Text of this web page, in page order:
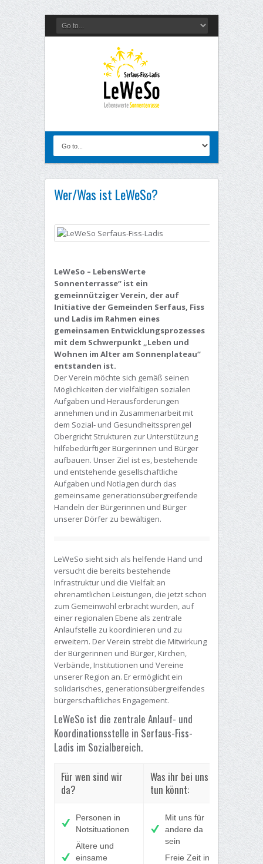
Wer/Was ist LeWeSo?
LeWeSo – LebensWerte
Sonnenterrasse“ ist ein
gemeinnütziger Verein, der auf
Initiative der Gemeinden Serfaus, Fiss
und Ladis im Rahmen eines
gemeinsamen Entwicklungsprozesses
mit dem Schwerpunkt „Leben und
Wohnen im Alter am Sonnenplateau“
entstanden ist.
Der Verein möchte sich gemäß seinen
Möglichkeiten der vielfältigen sozialen
Aufgaben und Herausforderungen
annehmen und in Zusammenarbeit mit
dem Sozial- und Gesundheitssprengel
Obergricht Strukturen zur Unterstützung
hilfebedürftiger Bürgerinnen und Bürger
aufbauen. Unser Ziel ist es, bestehende
und entstehende gesellschaftliche
Aufgaben und Notlagen durch das
gemeinsame generationsübergreifende
Handeln der Bürgerinnen und Bürger
unserer Dörfer zu bewältigen.
LeWeSo sieht sich als helfende Hand und
versucht die bereits bestehende
Infrastruktur und die Vielfalt an
ehrenamtlichen Leistungen, die jetzt schon
zum Gemeinwohl erbracht wurden, auf
einer regionalen Ebene als zentrale
Anlaufstelle zu koordinieren und zu
erweitern. Der Verein strebt die Mitwirkung
der Bürgerinnen und Bürger, Kirchen,
Verbände, Institutionen und Vereine
unserer Region an. Er ermöglicht ein
solidarisches, generationsübergreifendes
bürgerschaftliches Engagement.
LeWeSo ist die zentrale Anlauf- und
Koordinationsstelle in Serfaus-Fiss-
Ladis im Sozialbereich.
Für wen sind wir
da?
Was ihr bei uns
tun könnt:
Personen in
Notsituationen
Ältere und
einsame
Mit uns für
andere da
sein
Freie Zeit in